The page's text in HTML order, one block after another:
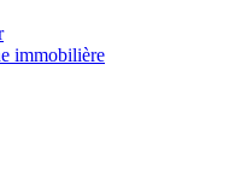
immobilière